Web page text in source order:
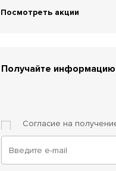
Посмотреть акции
Получайте информацию
Согласие на